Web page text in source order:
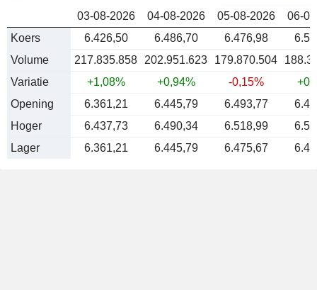
03-08-2026 04-08-2026 05-08-2026
06-
Koers
6.426,50 6.486,70 6.476,98
Volume
217.835.858 202.951.623 179.870.504
Variatie
+1,08% +0,94% -0,15%
Opening
6.361,21 6.445,79 6.493,77
Hoger
6.437,73 6.490,34 6.518,99
Lager
6.361,21 6.445,79 6.475,67